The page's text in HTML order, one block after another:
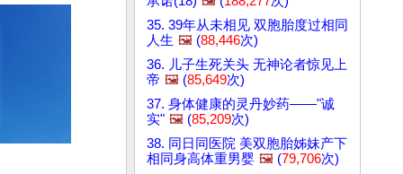
35. 39年从未相见 双胞胎度过相同
人生 🖼️ (88,446次)
36. 儿子生死关头 无神论者惊见上
帝 🖼️ (85,649次)
37. 身体健康的灵丹妙药——"诚
实" 🖼️ (85,209次)
38. 同日同医院 美双胞胎姊妹产下
相同身高体重男婴 🖼️ (79,706次)